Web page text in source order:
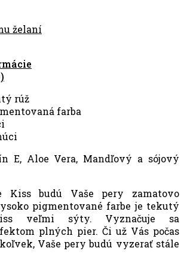
želaní
rúž
farba
E, Aloe Vera, Mandľový a sójový
Kiss budú Vaše pery zamatovo
pigmentované farbe je tekutý
veľmi sýty. Vyznačuje sa
plných pier. Či už Vás počas
Vaše pery budú vyzerať stále